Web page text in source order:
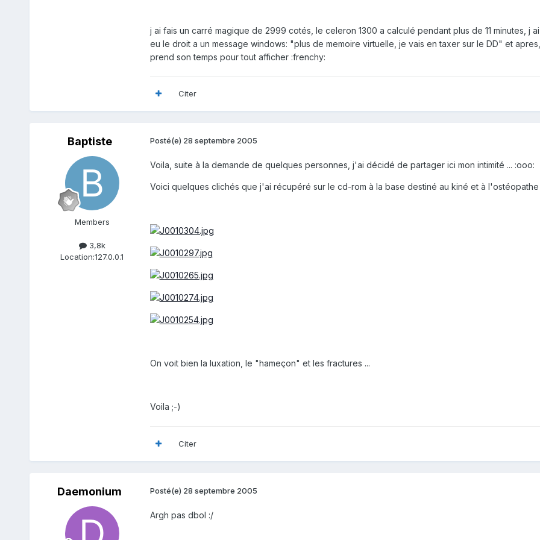
j ai fais un carré magique de 2999 cotés, le celeron 1300 a calculé pendant plus de 11 minutes, j ai
eu le droit a un message windows: "plus de memoire virtuelle, je vais en taxer sur le DD" et
prend son temps pour tout afficher :frenchy:
Citer
Baptiste
Members
3,8k
Location:127.0.0.1
Posté(e) 28 septembre 2005
Voila, suite à la demande de quelques personnes, j'ai décidé de partager ici mon intimité ... :ooo:
Voici quelques clichés que j'ai récupéré sur le cd-rom à la base destiné au kiné et à l'ostéopathe
On voit bien la luxation, le "hameçon" et les fractures ...
Voila ;-)
Citer
Daemonium Posté(e) 28 septembre 2005
Argh pas dbol :/